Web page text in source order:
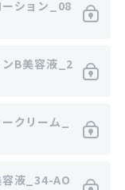
ーション_08
ンB美容液_2
クリーム_
容液_34-AO